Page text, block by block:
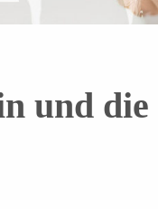
und die